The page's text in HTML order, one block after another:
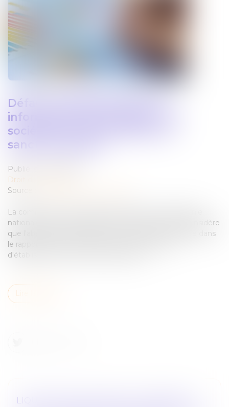
Défaut d'établissement des
informations de durabilité : les
sociétés encourent elles une
sanction pénale ?
Publié le :
Droit des sociétés
Source :
La commission des études juridiques de la Compagnie
nationale des commissaires aux comptes (CNCC) considère
que l'absence d'informations en matière de durabilité dans
le rapport de gestion n'équivaut pas à l'absence
d'établissement du rapport de gestion...
LIQUIDATION JUDICIAIRE : L’INDEMNITÉ